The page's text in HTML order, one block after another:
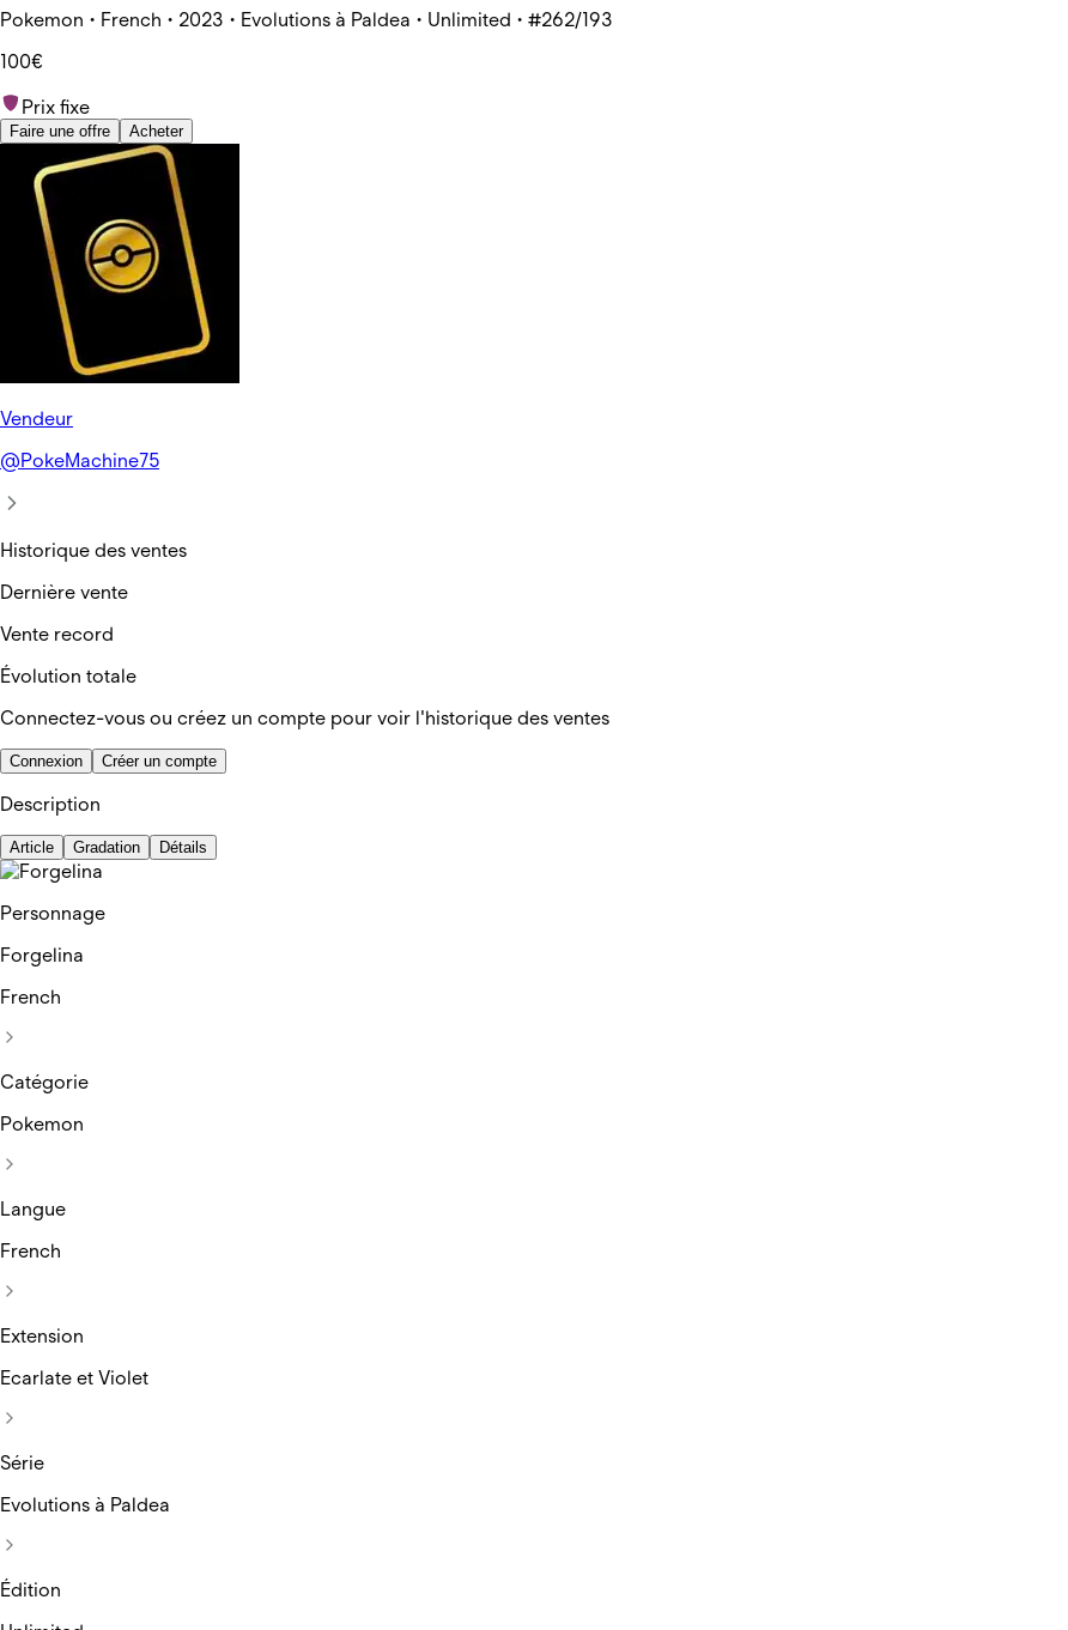
Pokemon • French • 2023 • Evolutions à Paldea • Unlimited • #262/193
100€
Prix fixe
Faire une offre Acheter
Vendeur
@PokeMachine75
Historique des ventes
Dernière vente
Vente record
Évolution totale
Connectez-vous ou créez un compte pour voir l'historique des ventes
Connexion Créer un compte
Description
Article Gradation Détails
Personnage
Forgelina
French
Catégorie
Pokemon
Langue
French
Extension
Ecarlate et Violet
Série
Evolutions à Paldea
Édition